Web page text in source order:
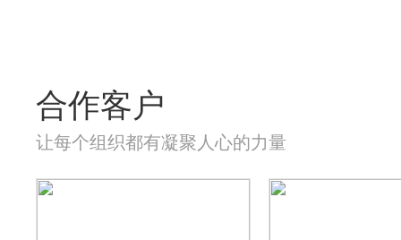
合作客户
让每个组织都有凝聚人心的力量